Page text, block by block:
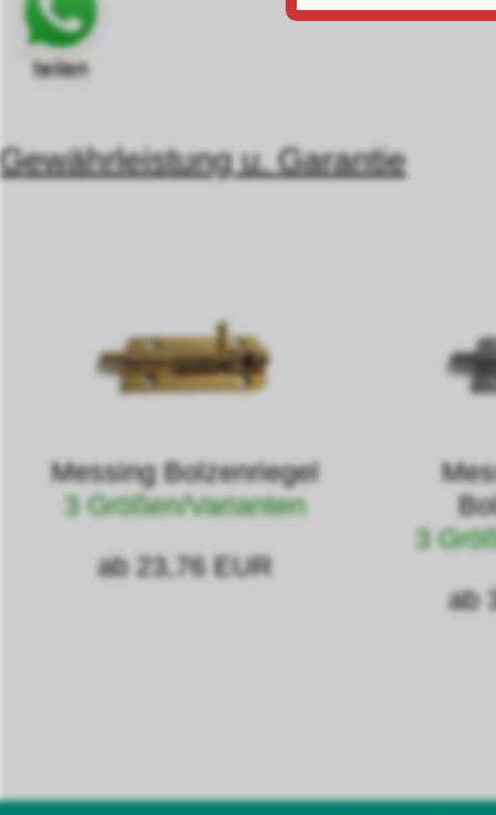
Gewährleistung u. Garantie
Messing Bolzenriegel
3 Größen/Varianten
ab 23,76 EUR
3
ab